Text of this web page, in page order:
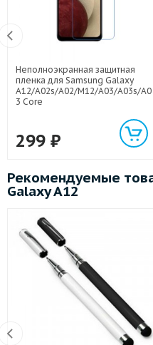
Неполноэкранная защитная
пленка для Samsung Galaxy
A12/A02s/A02/M12/A03/A03s/A0
3 Core
299 ₽
Рекомендуемые
Galaxy A12